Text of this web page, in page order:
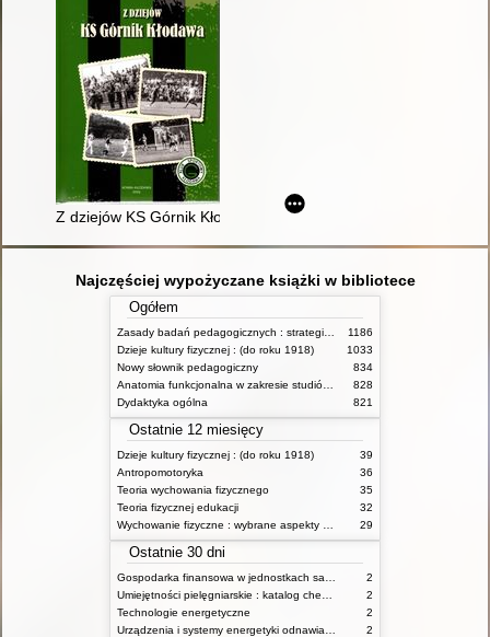
Z dziejów KS Górnik Kłodawa
Najczęściej wypożyczane książki w bibliotece
Ogółem
1186
Dzieje kultury fizycznej : (do roku 1918)
1033
Nowy słownik pedagogiczny
834
828
Dydaktyka ogólna
821
Ostatnie 12 miesięcy
Dzieje kultury fizycznej : (do roku 1918)
39
Antropomotoryka
36
Teoria wychowania fizycznego
35
Teoria fizycznej edukacji
32
29
Ostatnie 30 dni
2
2
Technologie energetyczne
2
2